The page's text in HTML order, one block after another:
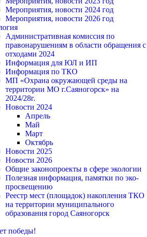
Мероприятия, новости 2024 год
Мероприятия, новости 2026 год
Административная комиссия по
правонарушениям в области обращения с
отходами 2024
Информация для ЮЛ и ИП
Информация по ТКО
МП «Охрана окружающей среды на
территории МО г.Саяногорск» на
2024/28г.
Новости 2024
Апрель
Май
Март
Октябрь
Новости 2025
Новости 2026
Общие законопроекты в сфере экологии
Полезная информация, памятки по эко-
просвещению
Реестр мест (площадок) накопления ТКО
на территории муниципального
образования город Саяногорск
победы!